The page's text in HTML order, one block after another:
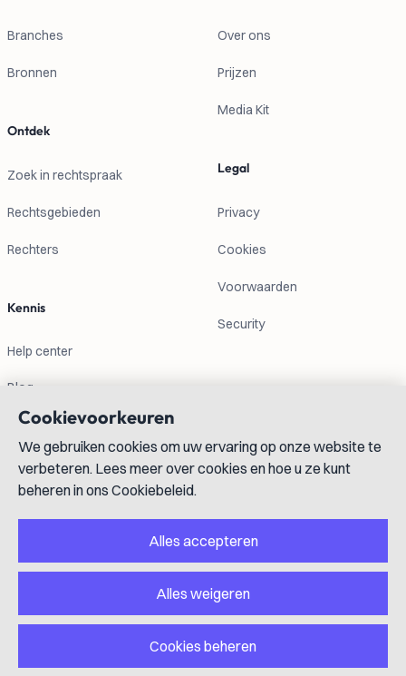
Branches
Bronnen
Ontdek
Zoek in rechtspraak
Rechtsgebieden
Rechters
Kennis
Help center
Blog
Over ons
Prijzen
Media Kit
Legal
Privacy
Cookies
Voorwaarden
Security
Contactgegevens
info@lexboost.com
GitHubYouTube
Copyright © 2023-2026 Lexboost
Cookievoorkeuren
We gebruiken cookies om uw ervaring op onze website te
verbeteren. Lees meer over cookies en hoe u ze kunt
beheren in ons Cookiebeleid.
Alles accepteren
Alles weigeren
Cookies beheren